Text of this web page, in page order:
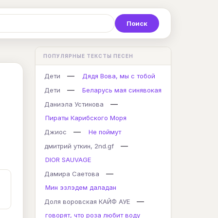
С Т У Ф Х Ц
L M N O P Q
ПОПУЛЯРНЫЕ ТЕКСТЫ ПЕСЕН
Дети —
Дядя Вова, мы с тобой
Дети
—
Беларусь мая синявокая
Даниэла Устинова
—
Пираты Карибского Моря
Джиос
—
Не поймут
дмитрий уткин, 2nd.gf
—
DIOR SAUVAGE
Дамира Саетова
—
Мин эзлэдем даладан
Доля воровская КАЙФ АУЕ
—
говорят, что роза любит воду